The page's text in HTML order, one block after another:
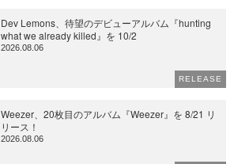
Dev Lemons、待望のデビューアルバム『hunting
what we already killed』を 10/2
2026.08.06
RELEASE
Weezer、20枚目のアルバム『Weezer』を 8/21 リ
リース！
2026.08.06